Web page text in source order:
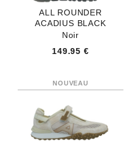
ALL ROUNDER
ACADIUS BLACK
Noir
149.95 €